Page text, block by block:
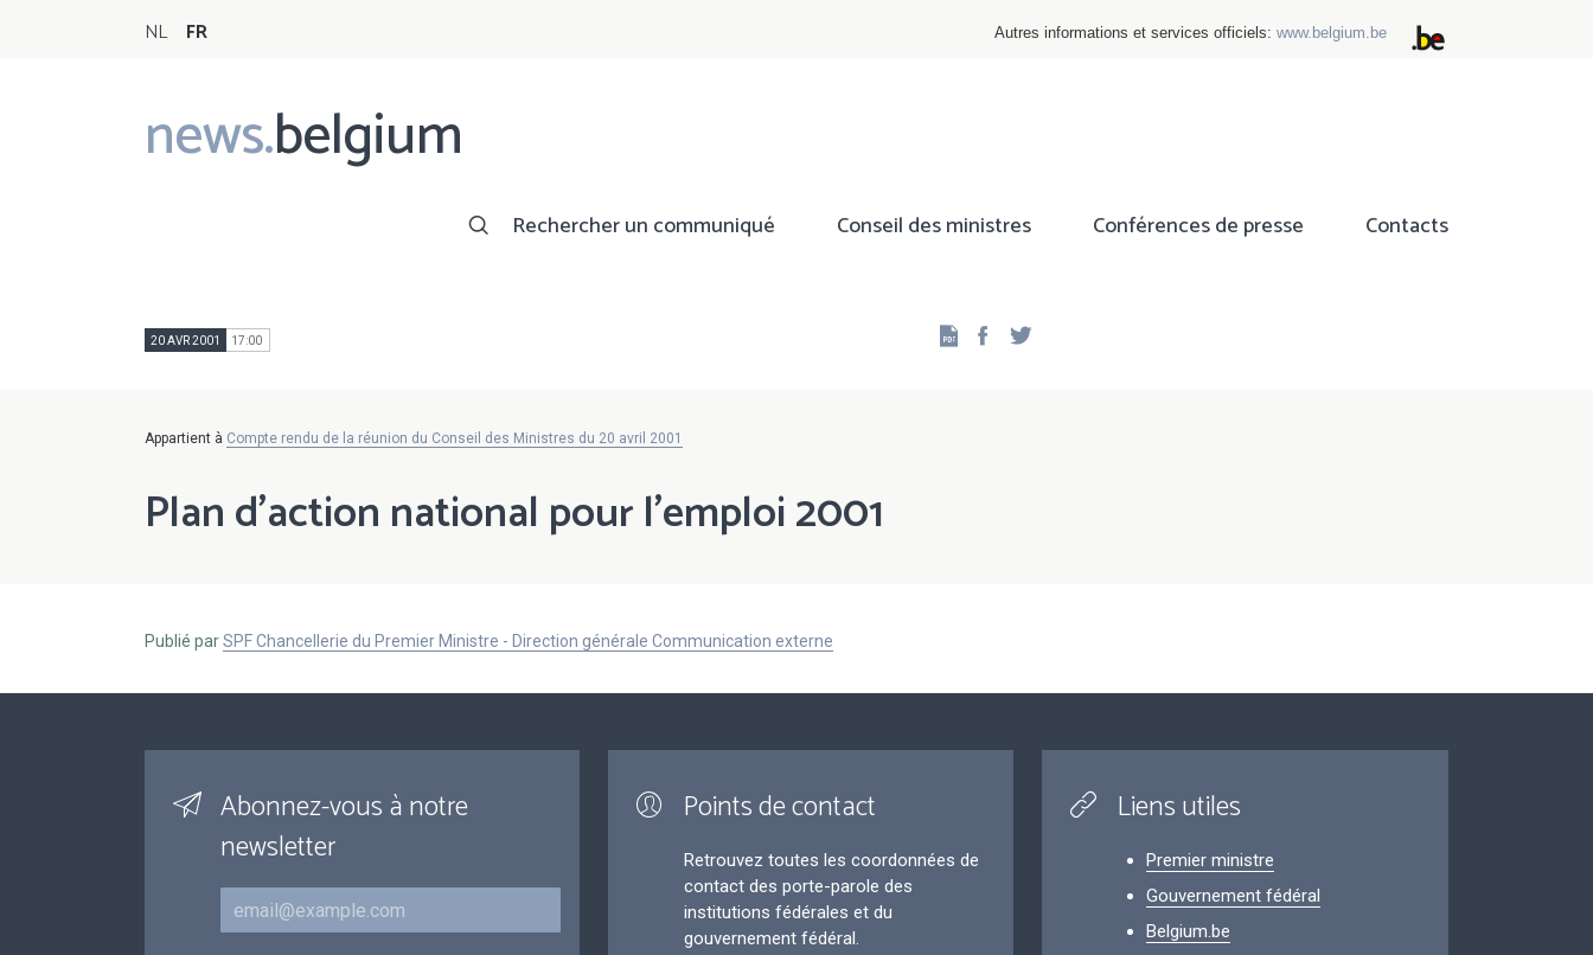
NL FR Autres informations et services officiels: www.belgium.be
news.belgium
Main
navigation
Rechercher un communiqué Conseil des ministres Conférences de presse Contacts
20 AVR 2001 17:00 Facebook
Appartient à Compte rendu de la réunion du Conseil des Ministres du 20 avril 2001
Plan d'action national pour l'emploi 2001
Publié parSPF Chancellerie du Premier Ministre - Direction générale Communication externe
Abonnez-vous à notre
newsletter
Courriel
Points de contact
Retrouvez toutes les coordonnées de
contact des porte-parole des
institutions fédérales et du
gouvernement fédéral.
Liens utiles
Premier ministre
Gouvernement fédéral
Belgium.be